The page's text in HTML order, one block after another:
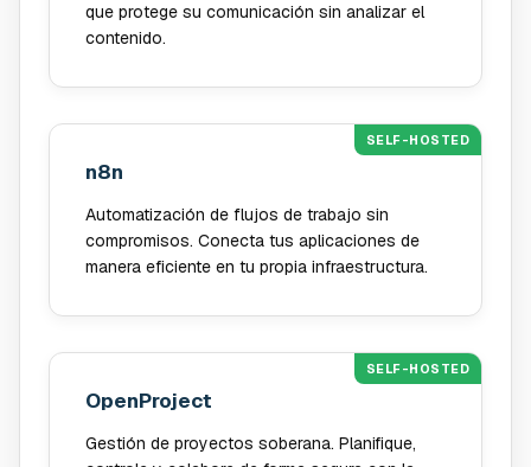
que protege su comunicación sin analizar el
contenido.
SELF-HOSTED
n8n
Automatización de flujos de trabajo sin
compromisos. Conecta tus aplicaciones de
manera eficiente en tu propia infraestructura.
SELF-HOSTED
OpenProject
Gestión de proyectos soberana. Planifique,